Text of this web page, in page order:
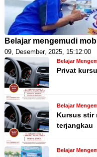
Belajar mengemudi
09, Desember, 2025, 15:12:00
Belajar
Privat
Belajar
Kursus stir
terjangkau
Belajar